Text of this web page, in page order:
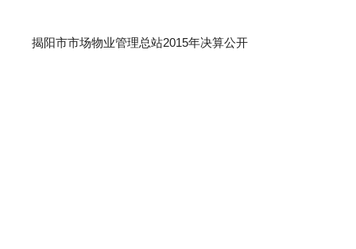
揭阳市市场物业管理总站2015年决算公开